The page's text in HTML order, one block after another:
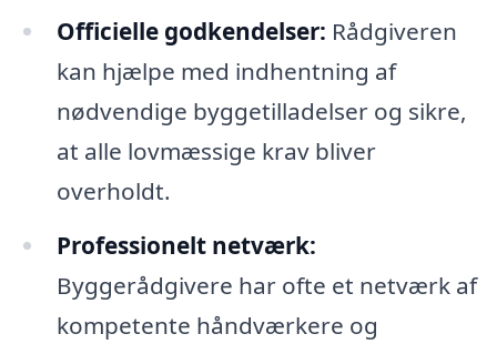
Officielle godkendelser: Rådgiveren
kan hjælpe med indhentning af
nødvendige byggetilladelser og sikre,
at alle lovmæssige krav bliver
overholdt.
Professionelt netværk:
Byggerådgivere har ofte et netværk af
kompetente håndværkere og